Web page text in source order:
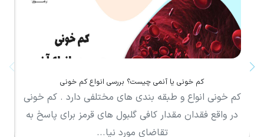
کم خونی یا آنمی چیست؟ بررسی انواع کم خونی
کم خونی انواع و طبقه بندی های مختلفی دارد . کم خونی
در واقع فقدان مقدار کافی گلبول های قرمز برای پاسخ به
تقاضای مورد نیا...